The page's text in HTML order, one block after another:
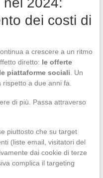
dei costi di
a crescere a un ritmo
diretto: le offerte
piattaforme sociali . Un
a due anni fa.
di più. Passa attraverso
piuttosto che su target
(liste email, visitatori del
dai cookie di terze
complica il targeting